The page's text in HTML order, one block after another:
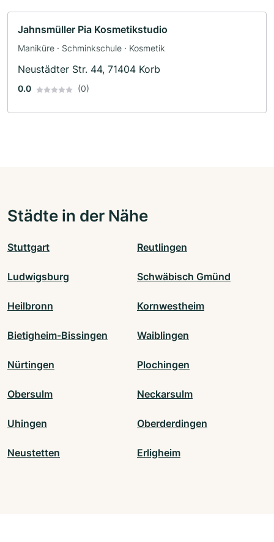
Jahnsmüller Pia Kosmetikstudio
Maniküre · Schminkschule · Kosmetik
Neustädter Str. 44, 71404 Korb
0.0 (0)
Städte in der Nähe
Stuttgart Reutlingen
Ludwigsburg Schwäbisch Gmünd
Heilbronn Kornwestheim
Bietigheim-Bissingen Waiblingen
Nürtingen Plochingen
Obersulm Neckarsulm
Uhingen Oberderdingen
Neustetten Erligheim